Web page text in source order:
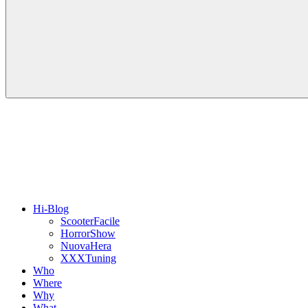
Hi-Blog
ScooterFacile
HorrorShow
NuovaHera
XXXTuning
Who
Where
Why